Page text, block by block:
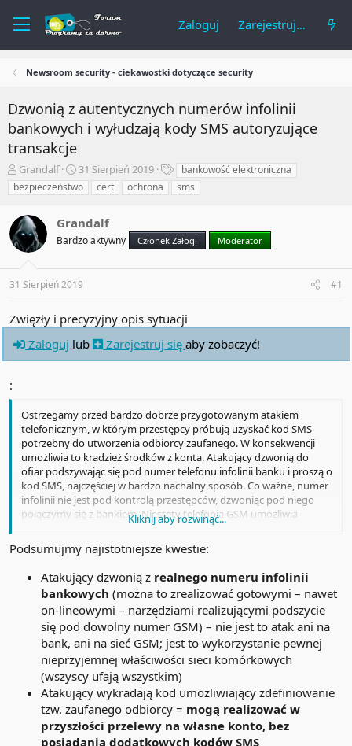
Zaloguj Zarejestruj się
Newsroom security - ciekawostki dotyczące security
Dzwonią z autentycznych numerów infolinii
bankowych i wyłudzają kody SMS autoryzujące
transakcje
A
u
t
r
t
e
m
a
Grandalf
R
o
z
o
c
ę
t
31 Sierpień 2019
T
a
g
bankowość elektroniczna
bezpieczeństwo
cert ochrona sms
Grandalf
Bardzo aktywny Członek Załogi Moderator
31 Sierpień 2019 #1
Zwięzły i precyzyjny opis sytuacji
Zaloguj lub Zarejestruj się aby zobaczyć!
:
Ostrzegamy przed bardzo dobrze przygotowanym atakiem
telefonicznym, w którym przestępcy próbują uzyskać kod SMS
potrzebny do utworzenia odbiorcy zaufanego. W konsekwencji
umożliwia to kradzież środków z konta. Atakujący dzwonią do
ofiar podszywając się pod numer telefonu infolinii banku i proszą o
kod SMS, najczęściej w bardzo nachalny sposób. Co ważne, numer
infolinii nie jest pod kontrolą przestępców, dzwoniąc pod niego
połączymy się z bankiem. Niestety telefonia GSM umożliwia
podszycie się pod dowolny numer telefonu (tzw. spoofing).
Przestępcy wykorzystują do tego celu wyspecjalizowane serwisy.
O technice tej jako pierwszy powiadomił nas
Zalogujlub Zarejestruj się aby zobaczyć!
, ale z informacji medialnych wynika, że inne banki też są tak
atakowane. Przekażcie posta znajomym, niezależnie w jakim
banku mają konto i pamiętajcie aby zgłaszać takie telefony na
Zalogujlub Zarejestruj sięaby zobaczyć!
– pozwoli to nam skuteczniej pracować z bankami w zakresie
zwalczania tego typu praktyk.
Kliknij aby rozwinąć...
Podsumujmy najistotniejsze kwestie:
Atakujący dzwonią z realnego numeru infolinii
bankowych (można to zrealizować gotowymi – nawet
on-lineowymi – narzędziami realizującymi podszycie
się pod dowolny numer GSM) – nie jest to atak ani na
bank, ani na sieć GSM; jest to wykorzystanie pewnej
nieprzyjemnej właściwości sieci komórkowych
(wszyscy ufają wszystkim)
Atakujący wykradają kod umożliwiający zdefiniowanie
tzw. zaufanego odbiorcy = mogą realizować w
przyszłości przelewy na własne konto, bez
posiadania dodatkowych kodów SMS